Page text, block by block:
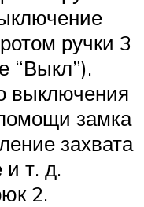
ручки 3
“Выкл”).
выключения
замка
захвата
и т. д.
2.